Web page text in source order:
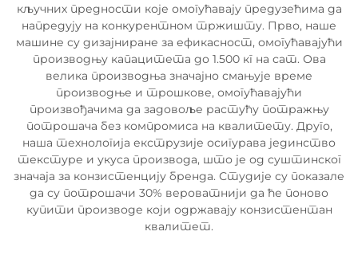
кључних предности које омогућавају предузећима да
напредују на конкурентном тржишту. Прво, наше
машине су дизајниране за ефикасност, омогућавајући
производњу капацитета до 1.500 кг на сат. Ова
велика производња значајно смањује време
производње и трошкове, омогућавајући
произвођачима да задовоље растућу потражњу
потрошача без компромиса на квалитету. Друго,
наша технологија екструзије осигурава јединство
текстуре и укуса производа, што је од суштинског
значаја за конзистенцију бренда. Студије су показале
да су потрошачи 30% вероватнији да ће поново
купити производе који одржавају конзистентан
квалитет.